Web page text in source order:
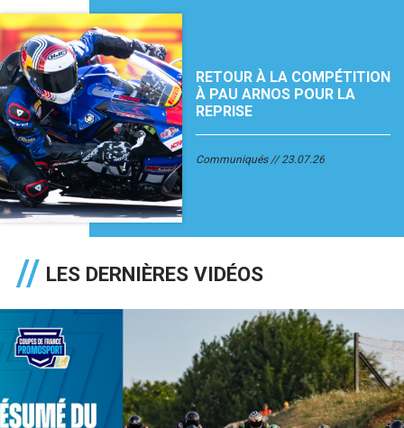
RETOUR À LA COMPÉTITION
À PAU ARNOS POUR LA
REPRISE
Communiqués 23.07.26
LES DERNIÈRES VIDÉOS